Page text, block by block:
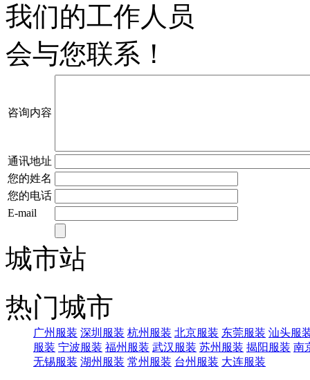
我们的工作人员
会与您联系！
咨询内容
通讯地址
您的姓名
您的电话
E-mail
城市站
热门城市
广州服装 深圳服装 杭州服装 北京服装 东莞服装 汕头服
服装 宁波服装 福州服装 武汉服装 苏州服装 揭阳服装 南
无锡服装 湖州服装 常州服装 台州服装 大连服装